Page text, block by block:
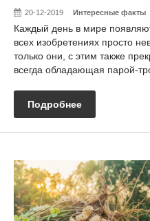
20-12-2019 Интересные факты
Каждый день в мире
всех изобретениях просто
только они, с этим также
всегда обладающая парой-
Подробнее